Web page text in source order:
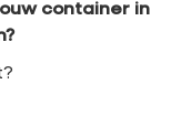
container in